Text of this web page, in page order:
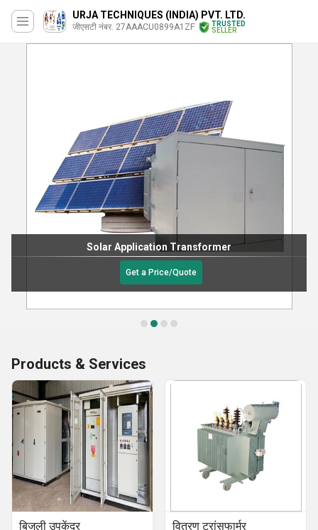
URJA TECHNIQUES (INDIA) PVT. LTD.
जीएसटी नंबर. 27AAACU0899A1ZF
TRUSTED
SELLER
Solar Application Transformer
Get a Price/Quote
Products & Services
बिजली उपकेंद्र वितरण ट्रांसफार्मर